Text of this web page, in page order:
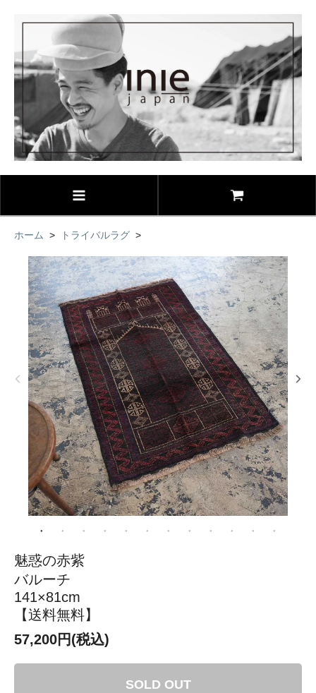
ホーム > トライバルラグ >
魅惑の赤紫
バルーチ
141×81cm
【送料無料】
57,200円(税込)
SOLD OUT